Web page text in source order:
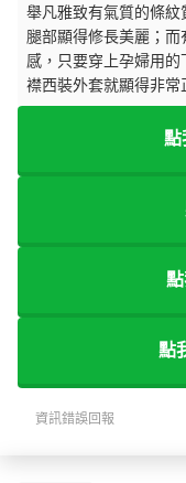
舉凡雅致有氣質的條
腿部顯得修長美麗；
感，只要穿上孕婦用
襟西裝外套就顯得非常
點
資訊錯誤回報